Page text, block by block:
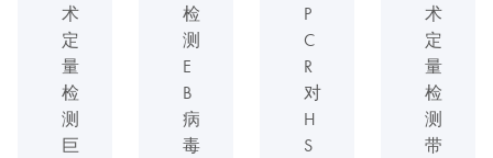
术
定
量
检
测
巨
检
测
E
B
病
毒
P
C
R
对
H
S
术
定
量
检
测
带